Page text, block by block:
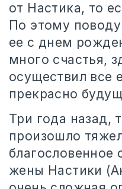
от Настика, то
По этому
ее с днем
много счастья,
осуществил все
прекрасно
Три года назад,
произошло
благословенное
жены Настики